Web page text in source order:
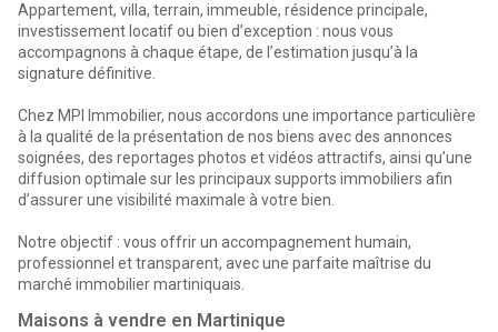
Appartement, villa, terrain, immeuble, résidence principale,
investissement locatif ou bien d’exception : nous vous
accompagnons à chaque étape, de l’estimation jusqu’à la
signature définitive.
Chez MPI Immobilier, nous accordons une importance particulière
à la qualité de la présentation de nos biens avec des annonces
soignées, des reportages photos et vidéos attractifs, ainsi qu’une
diffusion optimale sur les principaux supports immobiliers afin
d’assurer une visibilité maximale à votre bien.
Notre objectif : vous offrir un accompagnement humain,
professionnel et transparent, avec une parfaite maîtrise du
marché immobilier martiniquais.
Maisons à vendre en Martinique